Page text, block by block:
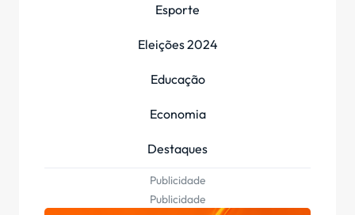
Esporte
Eleições 2024
Educação
Economia
Destaques
Publicidade
Publicidade